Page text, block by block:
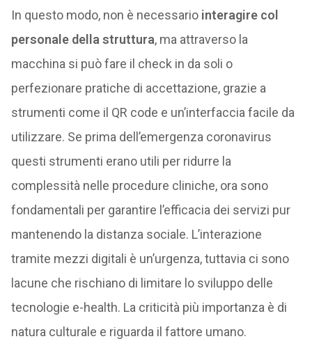
In questo modo, non è necessario interagire col
personale della struttura, ma attraverso la
macchina si può fare il check in da soli o
perfezionare pratiche di accettazione, grazie a
strumenti come il QR code e un’interfaccia facile da
utilizzare. Se prima dell’emergenza coronavirus
questi strumenti erano utili per ridurre la
complessità nelle procedure cliniche, ora sono
fondamentali per garantire l’efficacia dei servizi pur
mantenendo la distanza sociale. L’interazione
tramite mezzi digitali è un’urgenza, tuttavia ci sono
lacune che rischiano di limitare lo sviluppo delle
tecnologie e-health. La criticità più importanza è di
natura culturale e riguarda il fattore umano.